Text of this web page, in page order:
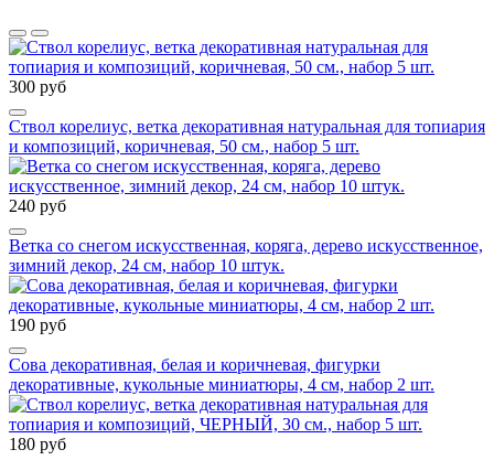
300 руб
Ствол корелиус, ветка декоративная натуральная для топиария
и композиций, коричневая, 50 см., набор 5 шт.
240 руб
Ветка со снегом искусственная, коряга, дерево искусственное,
зимний декор, 24 см, набор 10 штук.
190 руб
Сова декоративная, белая и коричневая, фигурки
декоративные, кукольные миниатюры, 4 см, набор 2 шт.
180 руб